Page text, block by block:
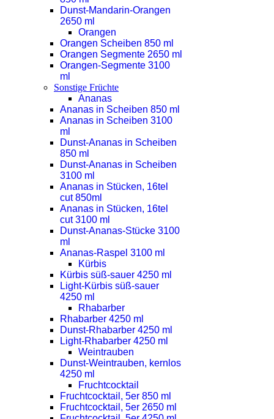
Dunst-Mandarin-Orangen
2650 ml
Orangen
Orangen Scheiben 850 ml
Orangen Segmente 2650 ml
Orangen-Segmente 3100
ml
Sonstige Früchte
Ananas
Ananas in Scheiben 850 ml
Ananas in Scheiben 3100
ml
Dunst-Ananas in Scheiben
850 ml
Dunst-Ananas in Scheiben
3100 ml
Ananas in Stücken, 16tel
cut 850ml
Ananas in Stücken, 16tel
cut 3100 ml
Dunst-Ananas-Stücke 3100
ml
Ananas-Raspel 3100 ml
Kürbis
Kürbis süß-sauer 4250 ml
Light-Kürbis süß-sauer
4250 ml
Rhabarber
Rhabarber 4250 ml
Dunst-Rhabarber 4250 ml
Light-Rhabarber 4250 ml
Weintrauben
Dunst-Weintrauben, kernlos
4250 ml
Fruchtcocktail
Fruchtcocktail, 5er 850 ml
Fruchtcocktail, 5er 2650 ml